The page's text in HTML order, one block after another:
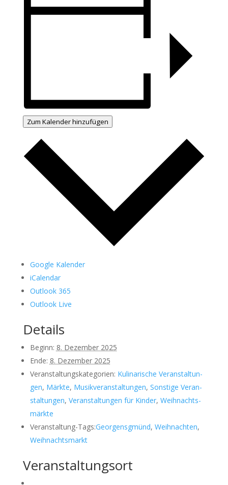
Zum Kalender hinzufügen
Goog­le Kalen­der
iCal­en­dar
Out­look 365
Out­look Live
Details
Beginn: 8. Dezem­ber 2025
Ende: 8. Dezem­ber 2025
Ver­an­stal­tungs­ka­te­go­rien: Kuli­na­ri­sche Ver­an­stal­tun­
gen, Märk­te, Musik­ver­an­stal­tun­gen, Sons­ti­ge Ver­an­
stal­tun­gen, Ver­an­stal­tun­gen für Kin­der, Weih­nachts­
märk­te
Ver­an­stal­tung-Tags:Geor­gens­gmünd, Weih­nach­ten,
Weih­nachts­markt
Veranstaltungsort